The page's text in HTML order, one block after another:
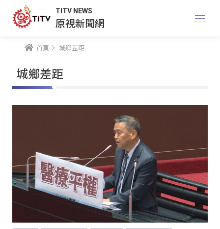
TITV NEWS
原視新聞網
首頁 城鄉差距
城鄉差距